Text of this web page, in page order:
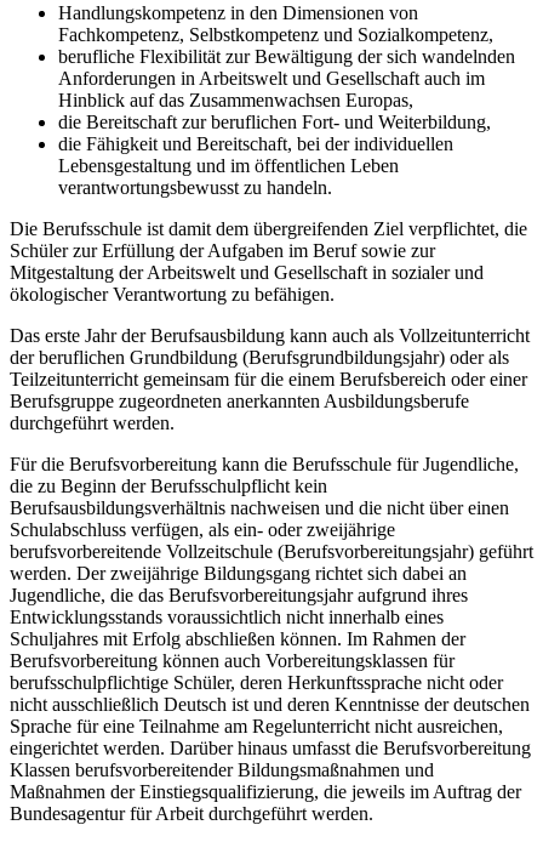
Handlungskompetenz in den Dimensionen von
Fachkompetenz, Selbstkompetenz und Sozialkompetenz,
berufliche Flexibilität zur Bewältigung der sich wandelnden
Anforderungen in Arbeitswelt und Gesellschaft auch im
Hinblick auf das Zusammenwachsen Europas,
die Bereitschaft zur beruflichen Fort- und Weiterbildung,
die Fähigkeit und Bereitschaft, bei der individuellen
Lebensgestaltung und im öffentlichen Leben
verantwortungsbewusst zu handeln.
Die Berufsschule ist damit dem übergreifenden Ziel verpflichtet, die
Schüler zur Erfüllung der Aufgaben im Beruf sowie zur
Mitgestaltung der Arbeitswelt und Gesellschaft in sozialer und
ökologischer Verantwortung zu befähigen.
Das erste Jahr der Berufsausbildung kann auch als Vollzeitunterricht
der beruflichen Grundbildung (Berufsgrundbildungsjahr) oder als
Teilzeitunterricht gemeinsam für die einem Berufsbereich oder einer
Berufsgruppe zugeordneten anerkannten Ausbildungsberufe
durchgeführt werden.
Für die Berufsvorbereitung kann die Berufsschule für Jugendliche,
die zu Beginn der Berufsschulpflicht kein
Berufsausbildungsverhältnis nachweisen und die nicht über einen
Schulabschluss verfügen, als ein- oder zweijährige
berufsvorbereitende Vollzeitschule (Berufsvorbereitungsjahr) geführt
werden. Der zweijährige Bildungsgang richtet sich dabei an
Jugendliche, die das Berufsvorbereitungsjahr aufgrund ihres
Entwicklungsstands voraussichtlich nicht innerhalb eines
Schuljahres mit Erfolg abschließen können. Im Rahmen der
Berufsvorbereitung können auch Vorbereitungsklassen für
berufsschulpflichtige Schüler, deren Herkunftssprache nicht oder
nicht ausschließlich Deutsch ist und deren Kenntnisse der deutschen
Sprache für eine Teilnahme am Regelunterricht nicht ausreichen,
eingerichtet werden. Darüber hinaus umfasst die Berufsvorbereitung
Klassen berufsvorbereitender Bildungsmaßnahmen und
Maßnahmen der Einstiegsqualifizierung, die jeweils im Auftrag der
Bundesagentur für Arbeit durchgeführt werden.